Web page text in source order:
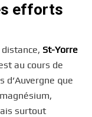
efforts
St-Yorre
au cours de
d’Auvergne que
surtout